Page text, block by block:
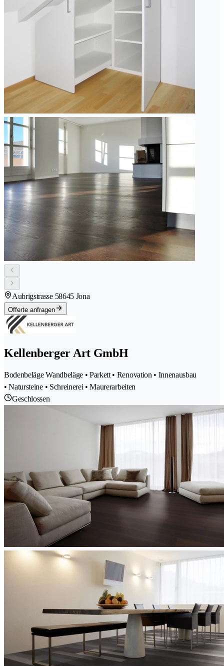
Aubrigstrasse 58645 Jona
Offerte anfragen
Kellenberger Art GmbH
Bodenbeläge Wandbeläge • Parkett • Renovation • Innenausbau
• Natursteine • Schreinerei • Maurerarbeiten
Geschlossen